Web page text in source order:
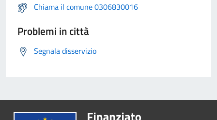
Chiama il comune 0306830016
Problemi in città
Segnala disservizio